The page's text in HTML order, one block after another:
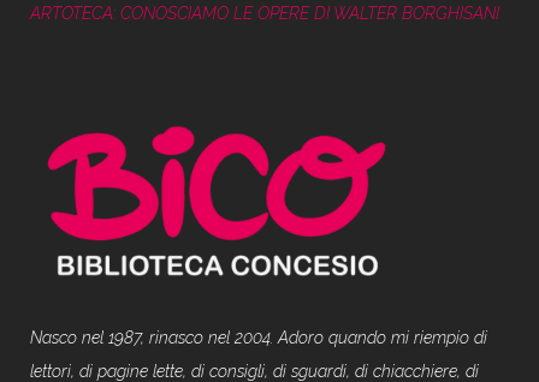
ARTOTECA: CONOSCIAMO LE OPERE DI WALTER BORGHISANI
Nasco nel 1987, rinasco nel 2004. Adoro quando mi riempio di
lettori, di pagine lette, di consigli, di sguardi, di chiacchiere, di